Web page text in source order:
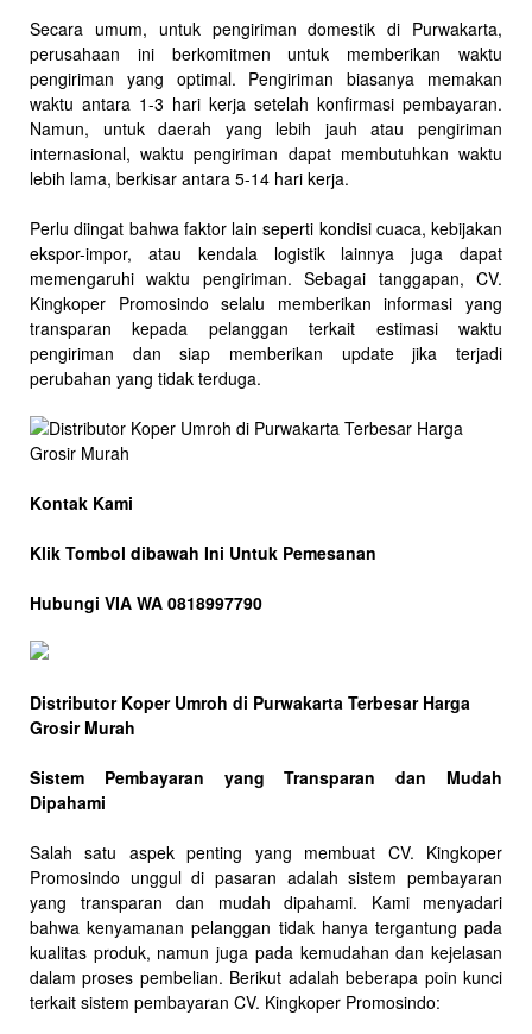
Secara umum, untuk pengiriman domestik di Purwakarta,
perusahaan ini berkomitmen untuk memberikan waktu
pengiriman yang optimal. Pengiriman biasanya memakan
waktu antara 1-3 hari kerja setelah konfirmasi pembayaran.
Namun, untuk daerah yang lebih jauh atau pengiriman
internasional, waktu pengiriman dapat membutuhkan waktu
lebih lama, berkisar antara 5-14 hari kerja.
Perlu diingat bahwa faktor lain seperti kondisi cuaca, kebijakan
ekspor-impor, atau kendala logistik lainnya juga dapat
memengaruhi waktu pengiriman. Sebagai tanggapan, CV.
Kingkoper Promosindo selalu memberikan informasi yang
transparan kepada pelanggan terkait estimasi waktu
pengiriman dan siap memberikan update jika terjadi
perubahan yang tidak terduga.
Kontak Kami
Klik Tombol dibawah Ini Untuk Pemesanan
Hubungi VIA WA 0818997790
Distributor Koper Umroh di Purwakarta Terbesar Harga
Grosir Murah
Sistem Pembayaran yang Transparan dan Mudah
Dipahami
Salah satu aspek penting yang membuat CV. Kingkoper
Promosindo unggul di pasaran adalah sistem pembayaran
yang transparan dan mudah dipahami. Kami menyadari
bahwa kenyamanan pelanggan tidak hanya tergantung pada
kualitas produk, namun juga pada kemudahan dan kejelasan
dalam proses pembelian. Berikut adalah beberapa poin kunci
terkait sistem pembayaran CV. Kingkoper Promosindo: